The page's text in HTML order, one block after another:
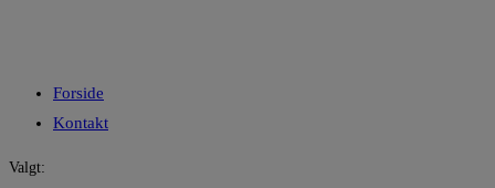
Forside
Kontakt
Valgt: